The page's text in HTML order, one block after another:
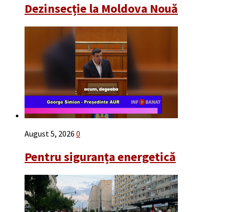
Dezinsecție la Moldova Nouă
August 5, 2026 0
Pentru siguranța energetică